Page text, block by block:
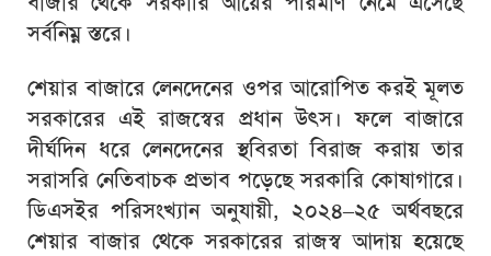
সর্বনিম্ন স্তরে।
শেয়ার বাজারে লেনদেনের ওপর আরোপিত করই মূলত
সরকারের এই রাজস্বের প্রধান উৎস। ফলে বাজারে
দীর্ঘদিন ধরে লেনদেনের স্থবিরতা বিরাজ করায় তার
সরাসরি নেতিবাচক প্রভাব পড়েছে সরকারি কোষাগারে।
ডিএসইর পরিসংখ্যান অনুযায়ী, ২০২৪–২৫ অর্থবছরে
শেয়ার বাজার থেকে সরকারের রাজস্ব আদায় হয়েছে